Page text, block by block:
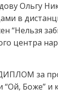
Ольгу
в
“Нельзя
центра
за
“Ой, Боже” и